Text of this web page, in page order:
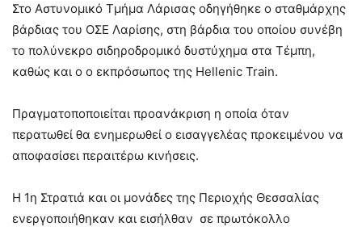
Στο Αστυνομικό Τμήμα Λάρισας οδηγήθηκε ο σταθμάρχης
βάρδιας του ΟΣΕ Λαρίσης, στη βάρδια του οποίου συνέβη
το πολύνεκρο σιδηροδρομικό δυστύχημα στα Τέμπη,
καθώς και ο ο εκπρόσωπος της Hellenic Train.
Πραγματοποποιείται προανάκριση η οποία όταν
περατωθεί θα ενημερωθεί ο εισαγγελέας προκειμένου να
αποφασίσει περαιτέρω κινήσεις.
Η 1η Στρατιά και οι μονάδες της Περιοχής Θεσσαλίας
ενεργοποιήθηκαν και εισήλθαν σε πρωτόκολλο